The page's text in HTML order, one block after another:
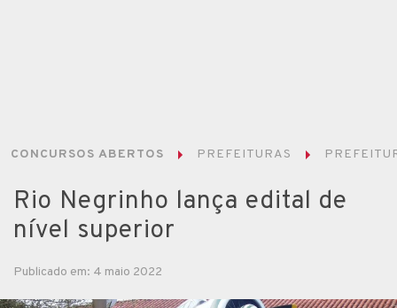
CONCURSOS ABERTOS PREFEITURAS
Rio Negrinho lança edital de
nível superior
Publicado em: 4 maio 2022